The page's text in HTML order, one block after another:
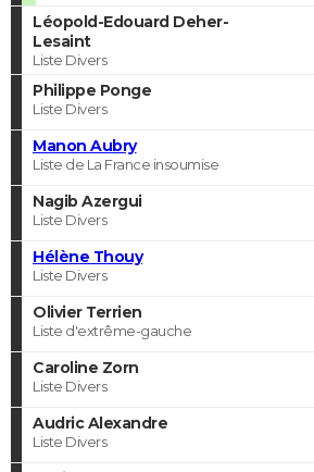
Léopold-Edouard Deher-
Lesaint
Liste Divers
Philippe Ponge
Liste Divers
Manon Aubry
Liste de La France insoumise
Nagib Azergui
Liste Divers
Hélène Thouy
Liste Divers
Olivier Terrien
Liste d'extrême-gauche
Caroline Zorn
Liste Divers
Audric Alexandre
Liste Divers